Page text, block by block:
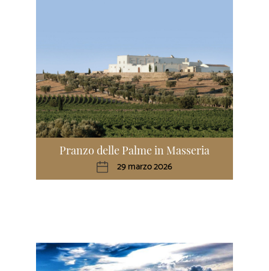
Pranzo delle Palme in Masseria
29 marzo 2026